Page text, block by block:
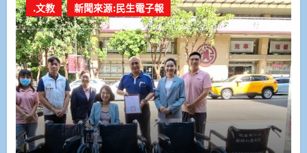
.文教 新聞來源:民生電子報